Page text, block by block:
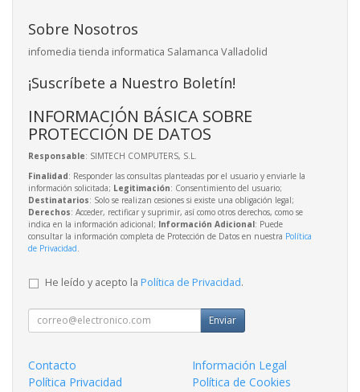
Sobre Nosotros
infomedia tienda informatica Salamanca Valladolid
¡Suscríbete a Nuestro Boletín!
INFORMACIÓN BÁSICA SOBRE
PROTECCIÓN DE DATOS
Responsable: SIMTECH COMPUTERS, S.L.
Finalidad: Responder las consultas planteadas por el usuario y enviarle la
información solicitada; Legitimación: Consentimiento del usuario;
Destinatarios: Solo se realizan cesiones si existe una obligación legal;
Derechos: Acceder, rectificar y suprimir, así como otros derechos, como se
indica en la información adicional; Información Adicional: Puede
consultar la información completa de Protección de Datos en nuestra Política
de Privacidad
He leído y acepto la Política de Privacidad.
Enviar
Contacto
Información Legal
Política Privacidad
Política de Cookies